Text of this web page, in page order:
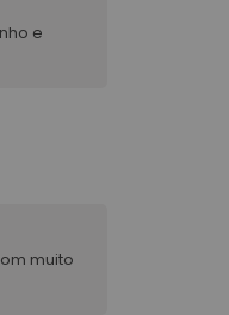
e
muito